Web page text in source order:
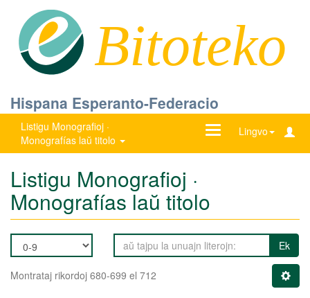
Bitoteko
Hispana Esperanto-Federacio
Listigu Monografioj ·
Monografías laŭ titolo
Lingvo
Ŝanĝu
Listigu Monografioj ·
Monografías laŭ titolo
Ek
Montrataj rikordoj 680-699 el 712